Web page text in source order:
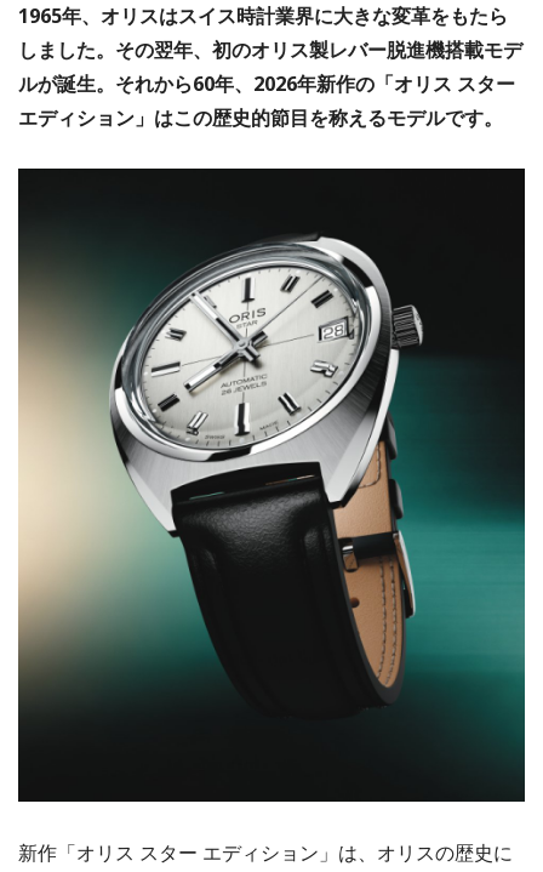
1965年、オリスはスイス時計業界に大きな変革をもたら
しました。その翌年、初のオリス製レバー脱進機搭載モデ
ルが誕生。それから60年、2026年新作の「オリス スター
エディション」はこの歴史的節目を称えるモデルです。
新作「オリス スター エディション」は、オリスの歴史に